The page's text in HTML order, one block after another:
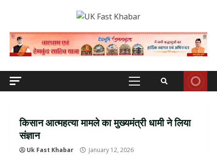
Primary
किसान आत्महत्या मामले का मुख्यमंत्री धामी ने लिया
संज्ञान
Uk Fast Khabar January 12, 2026